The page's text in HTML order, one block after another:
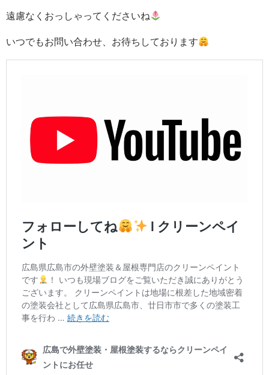
遠慮なくおっしゃってくださいね
いつでもお問い合わせ、お待ちしております